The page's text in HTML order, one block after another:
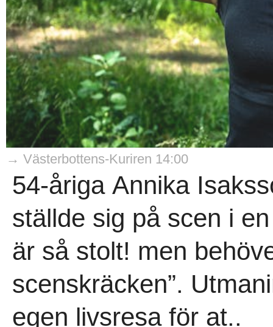
→ Västerbottens-Kuriren 14:00
54-åriga Annika
ställde sig på scen i
är så stolt! men
scenskräcken”.
egen livsresa för at..